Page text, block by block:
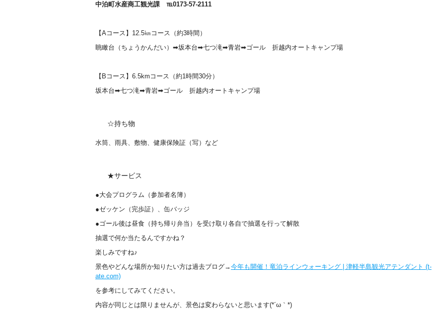
中泊町水産商工観光課 ℡0173-57-2111
【Aコース】12.5㎞コース（約3時間）
眺瞰台（ちょうかんだい）➡坂本台➡七つ滝➡青岩➡ゴール 折越内オートキャンプ場
【Bコース】6.5kmコース（約1時間30分）
坂本台➡七つ滝➡青岩➡ゴール 折越内オートキャンプ場
☆持ち物
水筒、雨具、敷物、健康保険証（写）など
★サービス
●大会プログラム（参加者名簿）
●ゼッケン（完歩証）、缶バッジ
●ゴール後は昼食（持ち帰り弁当）を受け取り各自で抽選を行って解散
抽選で何か当たるんですかね？
楽しみですね♪
景色やどんな場所か知りたい方は過去ブログ→今年も開催！竜泊ラインウォーキング | 津軽半島観光アテンダント (t-
ate.com)
を参考にしてみてください。
内容が同じとは限りませんが、景色は変わらないと思います(*´ω｀*)